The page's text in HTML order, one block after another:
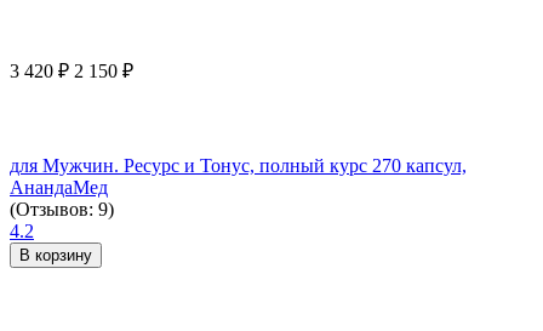
3 420 ₽ 2 150 ₽
для Мужчин. Ресурс и Тонус, полный курс 270 капсул,
АнандаМед
(Отзывов: 9)
4.2
В корзину